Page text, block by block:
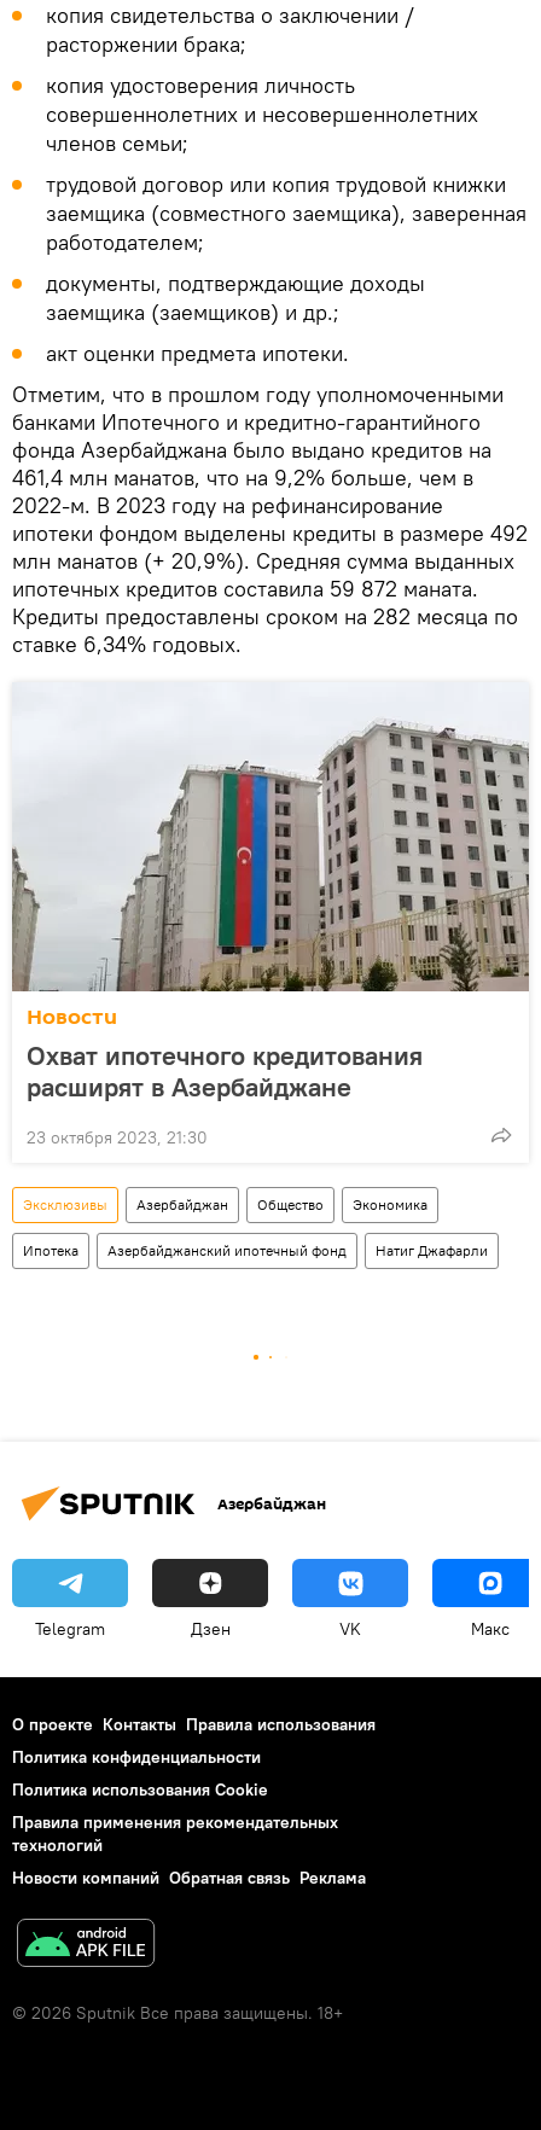
копия свидетельства о заключении /
расторжении брака;
копия удостоверения личность
совершеннолетних и несовершеннолетних
членов семьи;
трудовой договор или копия трудовой книжки
заемщика (совместного заемщика), заверенная
работодателем;
документы, подтверждающие доходы
заемщика (заемщиков) и др.;
акт оценки предмета ипотеки.
Отметим, что в прошлом году уполномоченными
банками Ипотечного и кредитно-гарантийного
фонда Азербайджана было выдано кредитов на
461,4 млн манатов, что на 9,2% больше, чем в
2022-м. В 2023 году на рефинансирование
ипотеки фондом выделены кредиты в размере 492
млн манатов (+ 20,9%). Средняя сумма выданных
ипотечных кредитов составила 59 872 маната.
Кредиты предоставлены сроком на 282 месяца по
ставке 6,34% годовых.
Новости
Охват ипотечного кредитования
расширят в Азербайджане
23 октября 2023, 21:30
Эксклюзивы Азербайджан Общество Экономика
Ипотека Азербайджанский ипотечный фонд Натиг Джафарли
Азербайджан
Telegram Дзен VK Макс
О проекте Контакты Правила использования
Политика конфиденциальности
Политика использования Cookie
Правила применения рекомендательных
технологий
Новости компаний Обратная связь Реклама
© 2026 Sputnik Все права защищены. 18+